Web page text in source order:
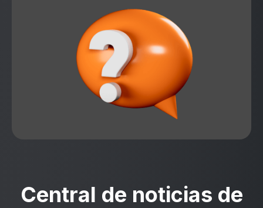
Central de noticias de